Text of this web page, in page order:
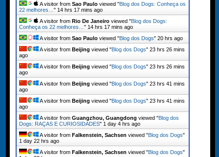
A visitor from Sao Pauloviewed "Blog dos Dogs: Conheça os
22 melhores… " 14 hrs 17 mins ago
A visitor from Rio De Janeiroviewed "Blog dos Dogs:
Conheça os 22 melhores… " 14 hrs 17 mins ago
A visitor from Sao Pauloviewed "Blog dos Dogs" 20 hrs ago
A visitor from Beijing viewed "Blog dos Dogs" 23 hrs 26 mins
ago
A visitor from Beijing viewed "Blog dos Dogs" 23 hrs 26 mins
ago
A visitor from Beijing viewed "Blog dos Dogs" 23 hrs 41 mins
ago
A visitor from Beijing viewed "Blog dos Dogs" 23 hrs 41 mins
ago
A visitor from Guangzhou, Guangdong viewed "Blog dos
Dogs: RAÇAS E CURIOSIDADES" 1 day 4 hrs ago
A visitor from Falkenstein, Sachsen viewed "Blog dos Dogs"
1 day 22 hrs ago
A visitor from Falkenstein, Sachsen viewed "Blog dos Dogs"